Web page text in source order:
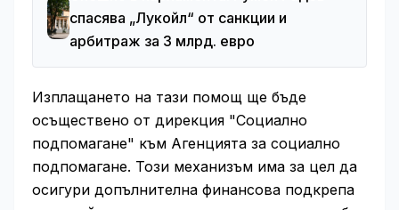
спасява „Лукойл“ от санкции и
арбитраж за 3 млрд. евро
Изплащането на тази помощ ще бъде
осъществено от дирекция "Социално
подпомагане" към Агенцията за социално
подпомагане. Този механизъм има за цел да
осигури допълнителна финансова подкрепа